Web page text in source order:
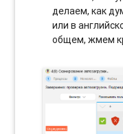
делаем, как
или в
общем, жмем